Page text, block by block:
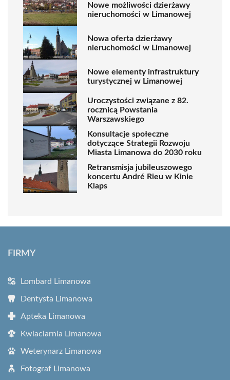
Nowe możliwości dzierżawy
nieruchomości w Limanowej
Nowa oferta dzierżawy
nieruchomości w Limanowej
Nowe elementy infrastruktury
turystycznej w Limanowej
Uroczystości związane z 82.
rocznicą Powstania
Warszawskiego
Konsultacje społeczne
dotyczące Strategii Rozwoju
Miasta Limanowa do 2030 roku
Retransmisja jubileuszowego
koncertu André Rieu w Kinie
Klaps
FIRMY
Lombard Limanowa
Dentysta Limanowa
Apteka Limanowa
Kwiaciarnia Limanowa
Weterynarz Limanowa
Fotograf Limanowa